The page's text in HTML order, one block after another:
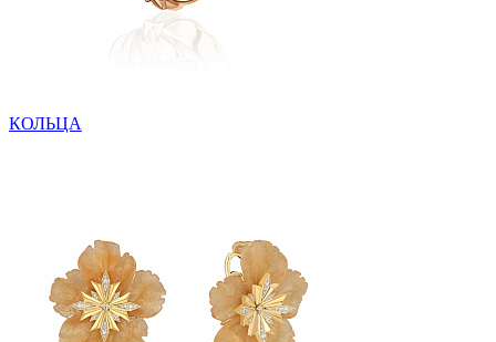
КОЛЬЦА